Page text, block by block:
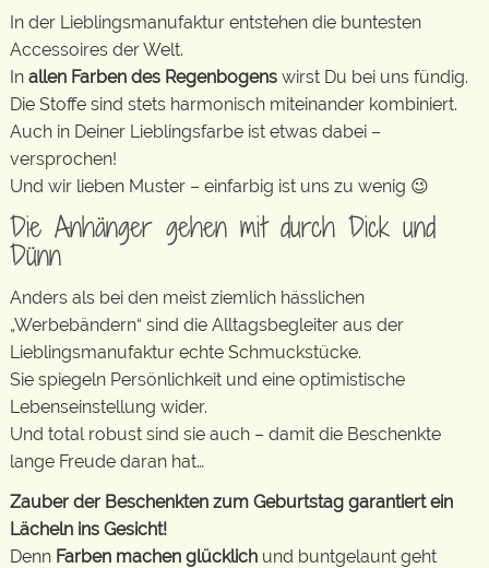
In der Lieblingsmanufaktur entstehen die buntesten
Accessoires der Welt.
In allen Farben des Regenbogens wirst Du bei uns fündig.
Die Stoffe sind stets harmonisch miteinander kombiniert.
Auch in Deiner Lieblingsfarbe ist etwas dabei –
versprochen!
Und wir lieben Muster – einfarbig ist uns zu wenig 😉
Die Anhänger gehen mit durch Dick und
Dünn
Anders als bei den meist ziemlich hässlichen
„Werbebändern“ sind die Alltagsbegleiter aus der
Lieblingsmanufaktur echte Schmuckstücke.
Sie spiegeln Persönlichkeit und eine optimistische
Lebenseinstellung wider.
Und total robust sind sie auch – damit die Beschenkte
lange Freude daran hat…
Zauber der Beschenkten zum Geburtstag garantiert ein
Lächeln ins Gesicht!
Denn Farben machen glücklich und buntgelaunt geht